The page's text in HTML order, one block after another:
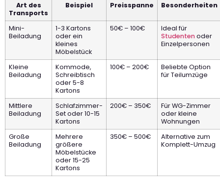
Art des
Transports
Beispiel Preisspanne Besonderheiten
Mini-
Beiladung
1-3 Kartons
oder ein
kleines
Möbelstück
50€ – 100€
Ideal für
Studentenoder
Einzelpersonen
Kleine
Beiladung
Kommode,
Schreibtisch
oder 5-8
Kartons
100€ – 200€
Beliebte Option
für Teilumzüge
Mittlere
Beiladung
Schlafzimmer-
Set oder 10-15
Kartons
200€ – 350€
Für WG-Zimmer
oder kleine
Wohnungen
Große
Beiladung
Mehrere
größere
Möbelstücke
oder 15-25
Kartons
350€ – 500€
Alternative zum
Komplett-Umzug